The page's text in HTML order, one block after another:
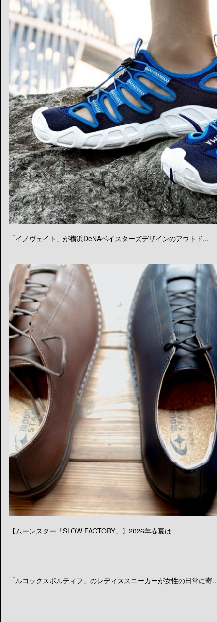
「イノヴェイト」が横浜DeNAベイスターズデザインのアウトド...
【ムーンスター「SLOW FACTORY」】2026年春夏は...
「ルコックスポルティフ」のレディススニーカーが女性の日常に寄